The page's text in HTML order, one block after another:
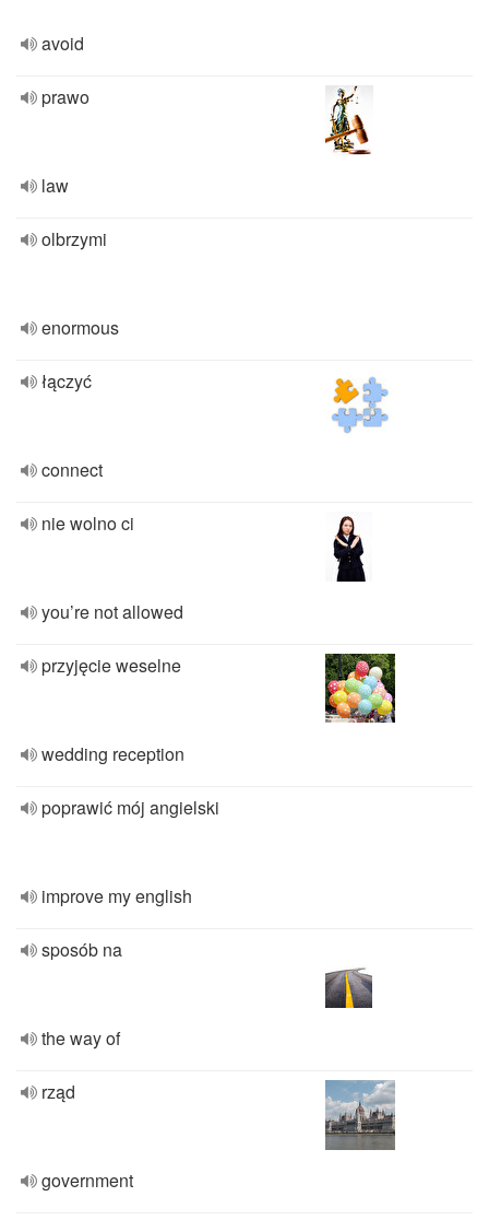
avoid
prawo
law
olbrzymi
enormous
łączyć
connect
nie wolno ci
you’re not allowed
przyjęcie weselne
wedding reception
poprawić mój angielski
improve my english
sposób na
the way of
rząd
government